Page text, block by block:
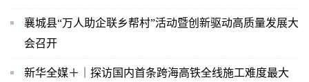
襄城县“万人助企联乡帮村”活动暨创新驱动高质量发展大
会召开
新华全媒＋｜探访国内首条跨海高铁全线施工难度最大